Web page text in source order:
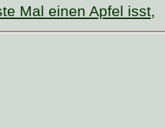
Mal einen Apfel isst,